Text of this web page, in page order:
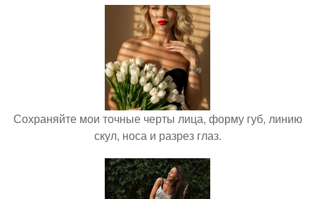
Сохраняйте мои точные черты лица, форму губ, линию
скул, носа и разрез глаз.